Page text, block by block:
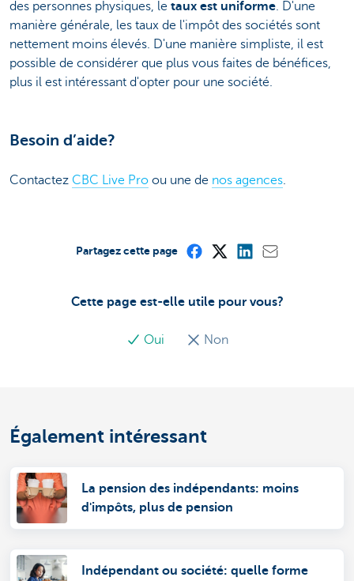
des personnes physiques, le taux est uniforme. D'une
manière générale, les taux de l'impôt des sociétés sont
nettement moins élevés. D'une manière simpliste, il est
possible de considérer que plus vous faites de bénéfices,
plus il est intéressant d'opter pour une société.
Besoin d’aide?
Contactez CBC Live Pro ou une de nos agences.
Cette page est-elle utile pour vous?
Oui Non
Partagez cette page
Également intéressant
La pension des indépendants: moins
d'impôts, plus de pension
Indépendant ou société: quelle forme